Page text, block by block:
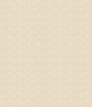
由于来
姓名：
病情描
外用、